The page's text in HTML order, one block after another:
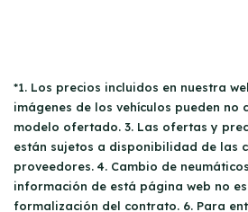
*1. Los precios incluidos en nuestra
imágenes de los vehículos pueden no
modelo ofertado. 3. Las ofertas y
están sujetos a disponibilidad de las
proveedores. 4. Cambio de
información de está página web no
formalización del contrato. 6. Para